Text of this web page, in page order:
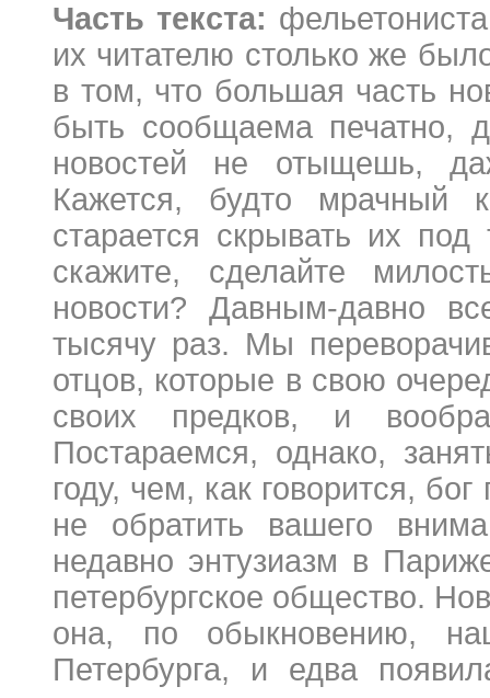
Часть текста:
их читателю столько же
в том, что большая часть
быть сообщаема печатно,
новостей не отыщешь,
Кажется, будто мрачный
старается скрывать их
скажите, сделайте
новости? Давным-давно
тысячу раз. Мы
отцов, которые в свою
своих предков, и
Постараемся, однако,
году, чем, как говорится,
не обратить вашего
недавно энтузиазм в
петербургское общество.
она, по обыкновению,
Петербурга, и едва